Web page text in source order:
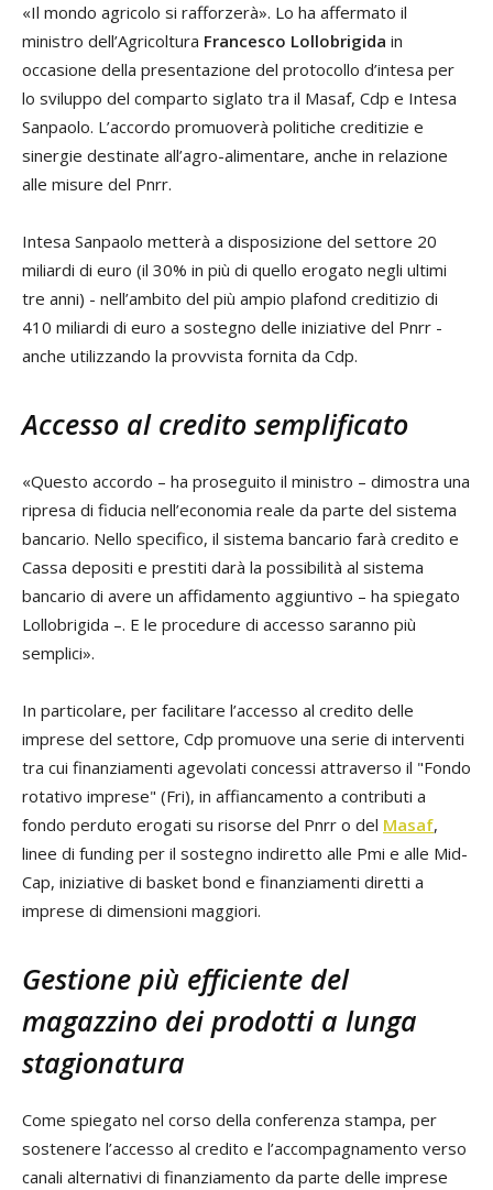
«Il mondo agricolo si rafforzerà». Lo ha affermato il
ministro dell’Agricoltura Francesco Lollobrigida in
occasione della presentazione del protocollo d’intesa per
lo sviluppo del comparto siglato tra il Masaf, Cdp e Intesa
Sanpaolo. L’accordo promuoverà politiche creditizie e
sinergie destinate all’agro-alimentare, anche in relazione
alle misure del Pnrr.
Intesa Sanpaolo metterà a disposizione del settore 20
miliardi di euro (il 30% in più di quello erogato negli ultimi
tre anni) - nell’ambito del più ampio plafond creditizio di
410 miliardi di euro a sostegno delle iniziative del Pnrr -
anche utilizzando la provvista fornita da Cdp.
Accesso al credito semplificato
«Questo accordo – ha proseguito il ministro – dimostra una
ripresa di fiducia nell’economia reale da parte del sistema
bancario. Nello specifico, il sistema bancario farà credito e
Cassa depositi e prestiti darà la possibilità al sistema
bancario di avere un affidamento aggiuntivo – ha spiegato
Lollobrigida –. E le procedure di accesso saranno più
semplici».
In particolare, per facilitare l’accesso al credito delle
imprese del settore, Cdp promuove una serie di interventi
tra cui finanziamenti agevolati concessi attraverso il "Fondo
rotativo imprese" (Fri), in affiancamento a contributi a
fondo perduto erogati su risorse del Pnrr o del Masaf,
linee di funding per il sostegno indiretto alle Pmi e alle Mid-
Cap, iniziative di basket bond e finanziamenti diretti a
imprese di dimensioni maggiori.
Gestione più efficiente del
magazzino dei prodotti a lunga
stagionatura
Come spiegato nel corso della conferenza stampa, per
sostenere l’accesso al credito e l’accompagnamento verso
canali alternativi di finanziamento da parte delle imprese